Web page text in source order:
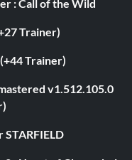
: Call of the Wild
Trainer)
Trainer)
v1.512.105.0
STARFIELD